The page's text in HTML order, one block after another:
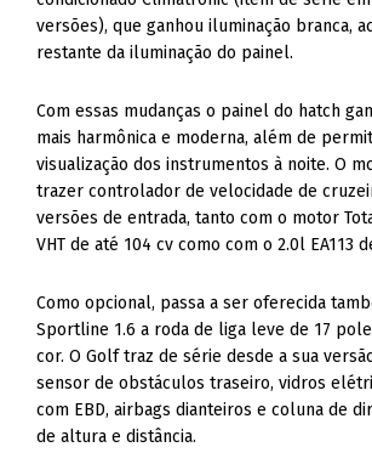
versões), que ganhou iluminação branca,
restante da iluminação do painel.
Com essas mudanças o painel do hatch
mais harmônica e moderna, além de
visualização dos instrumentos à noite. O
trazer controlador de velocidade de
versões de entrada, tanto com o motor
VHT de até 104 cv como com o 2.0l EA113
Como opcional, passa a ser oferecida
Sportline 1.6 a roda de liga leve de 17
cor. O Golf traz de série desde a sua
sensor de obstáculos traseiro, vidros
com EBD, airbags dianteiros e coluna de
de altura e distância.